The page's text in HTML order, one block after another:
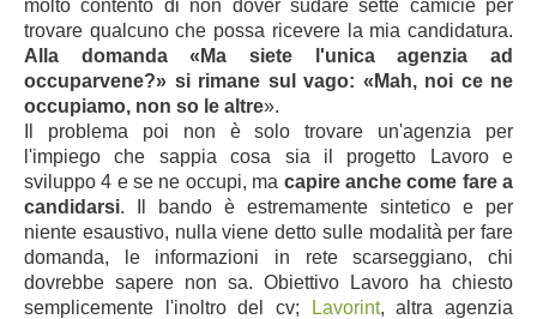
molto contento di non dover sudare sette camicie per
trovare qualcuno che possa ricevere la mia candidatura.
Alla domanda «Ma siete l'unica agenzia ad
occuparvene?» si rimane sul vago: «Mah, noi ce ne
occupiamo, non so le altre».
Il problema poi non è solo trovare un'agenzia per
l'impiego che sappia cosa sia il progetto Lavoro e
sviluppo 4 e se ne occupi, ma capire anche come fare a
candidarsi. Il bando è estremamente sintetico e per
niente esaustivo, nulla viene detto sulle modalità per fare
domanda, le informazioni in rete scarseggiano, chi
dovrebbe sapere non sa. Obiettivo Lavoro ha chiesto
semplicemente l'inoltro del cv;
Lavorint, altra agenzia